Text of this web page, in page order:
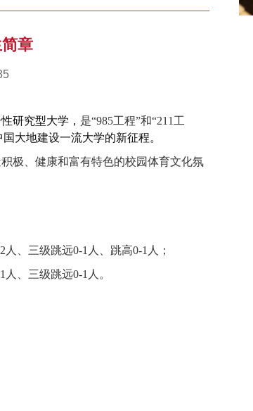
章
研究型大学， 是“985工程”和“211 工
国大地建设一流大学的新征程。
极、健康和富有特色的校园体育文化氛
人、三级跳远0-1 人、跳高0-1 人；
人、三级跳远0-1 人 。